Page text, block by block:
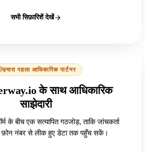
सभी सिफ़ारिशें देखें
हमारा पहला आधिकारिक पार्टनर
के साथ आधिकारिक
साझेदारी
के बीच एक सत्यापित गठजोड़, ताकि जांचकर्ता
फ़ोन नंबर से लीक हुए डेटा तक पहुँच सकें।